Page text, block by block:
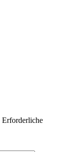
Erforderliche